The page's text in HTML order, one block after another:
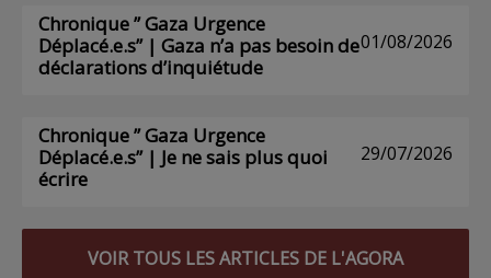
01/08/2026
Chronique ” Gaza Urgence
Déplacé.e.s” | Gaza n’a pas besoin de
déclarations d’inquiétude
29/07/2026
Chronique ” Gaza Urgence
Déplacé.e.s” | Je ne sais plus quoi
écrire
VOIR TOUS LES ARTICLES DE L'AGORA